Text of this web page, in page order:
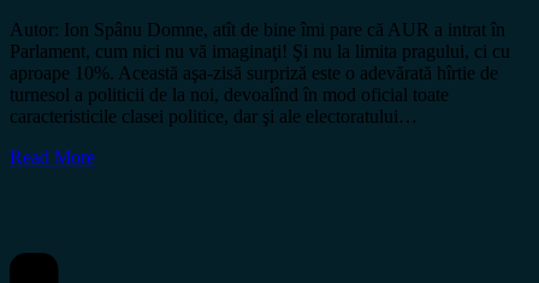
Autor: Ion Spânu Domne, atît de bine îmi pare că AUR a intrat în
Parlament, cum nici nu vă imaginaţi! Şi nu la limita pragului, ci cu
aproape 10%. Această aşa-zisă surpriză este o adevărată hîrtie de
turnesol a politicii de la noi, devoalînd în mod oficial toate
caracteristicile clasei politice, dar şi ale electoratului…
Read More